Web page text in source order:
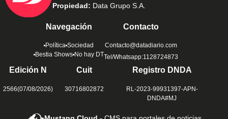
Propiedad: Data Grupo S.A.
Navegación
Política Sociedad
Bestia Shows No hay DT
Contacto
Contacto@datadiario.com
Tel/Whatsapp:1128724873
Edición N
2566(07/08/2026)
Cuit
30716802872
Registro DNDA
RL-2023-99931397-APN-
DNDA#MJ